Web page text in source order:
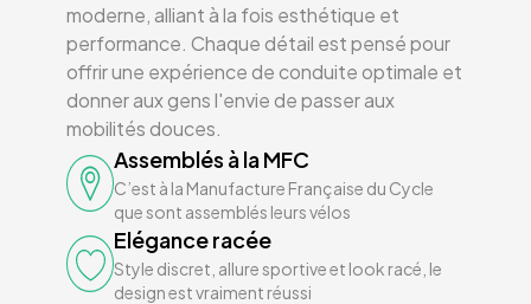
moderne, alliant à la fois esthétique et
performance. Chaque détail est pensé pour
offrir une expérience de conduite optimale et
donner aux gens l'envie de passer aux
mobilités douces.
Assemblés à la MFC
C’est à la Manufacture Française du Cycle
que sont assemblés leurs vélos
Elégance racée
Style discret, allure sportive et look racé, le
design est vraiment réussi